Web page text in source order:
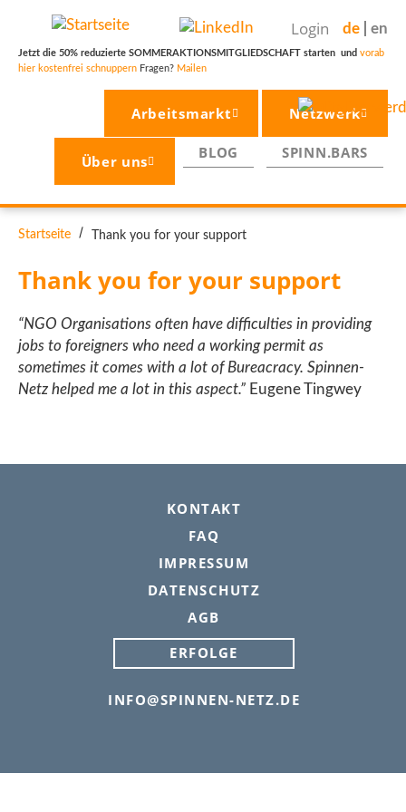
Inhalt
Jetzt die 50% reduzierte SOMMERAKTIONSMITGLIEDSCHAFT starten und vorab
hier kostenfrei schnuppern Fragen? Mailen
Arbeitsmarkt Netzwerk
Über uns BLOG SPINN.BARS
Login en
de
PFADNAVIGATION
Startseite Thank you for your support
Thank you for your support
“NGO Organisations often have difficulties in providing
jobs to foreigners who need a working permit as
sometimes it comes with a lot of Bureacracy. Spinnen-
Netz helped me a lot in this aspect.” Eugene Tingwey
KONTAKT
FAQ
IMPRESSUM
DATENSCHUTZ
AGB
ERFOLGE
INFO@SPINNEN-NETZ.DE